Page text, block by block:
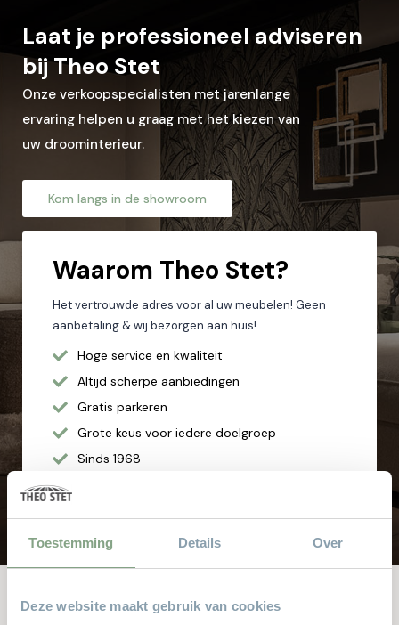
Toestemming Details Over
Deze website maakt gebruik van cookies
Let op: zorg dat alle velden met een * zijn ingevuld.
Laat je professioneel adviseren
bij Theo Stet
Onze verkoopspecialisten met jarenlange
ervaring helpen u graag met het kiezen van
uw droominterieur.
Kom langs in de showroom
Waarom Theo Stet?
Het vertrouwde adres voor al uw meubelen! Geen
aanbetaling & wij bezorgen aan huis!
Hoge service en kwaliteit
Altijd scherpe aanbiedingen
Gratis parkeren
Grote keus voor iedere doelgroep
Sinds 1968